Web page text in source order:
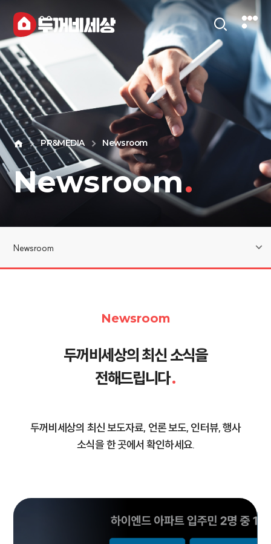
PR&MEDIA Newsroom
Newsroom.
Newsroom
Newsroom
두꺼비세상의 최신 소식을
전해드립니다.
두꺼비세상의 최신 보도자료, 언론 보도, 인터뷰, 행사
소식을 한 곳에서 확인하세요.